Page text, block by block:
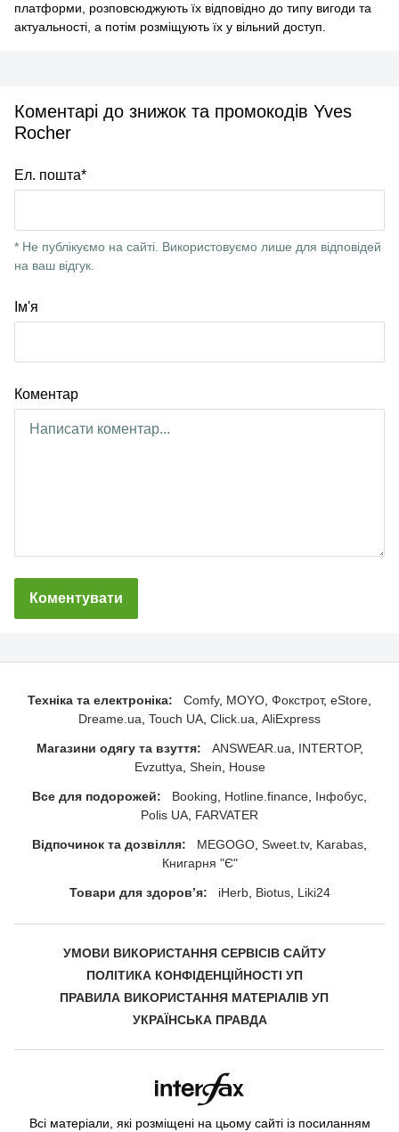
платформи, розповсюджують їх відповідно до типу вигоди та
актуальності, а потім розміщують їх у вільний доступ.
Коментарі до знижок та промокодів Yves
Rocher
Ел. пошта*
* Не публікуємо на сайті. Використовуємо лише для відповідей
на ваш відгук.
Ім'я
Коментар
Коментувати
Техніка та електроніка: Comfy MOYO Фокстрот eStore
Dreame.ua Touch UA Click.ua AliExpress
Магазини одягу та взуття: ANSWEAR.ua
INTERTOP
Evzuttya Shein House
Все для подорожей: Booking Hotline.finance Інфобус
Polis UA FARVATER
Відпочинок та дозвілля: MEGOGO Sweet.tv Karabas
Книгарня "Є"
Товари для здоровʼя: iHerb Biotus Liki24
УМОВИ ВИКОРИСТАННЯ СЕРВІСІВ САЙТУ
ПОЛІТИКА КОНФІДЕНЦІЙНОСТІ УП
ПРАВИЛА ВИКОРИСТАННЯ МАТЕРІАЛІВ УП
УКРАЇНСЬКА ПРАВДА
Всі матеріали, які розміщені на цьому сайті із посиланням